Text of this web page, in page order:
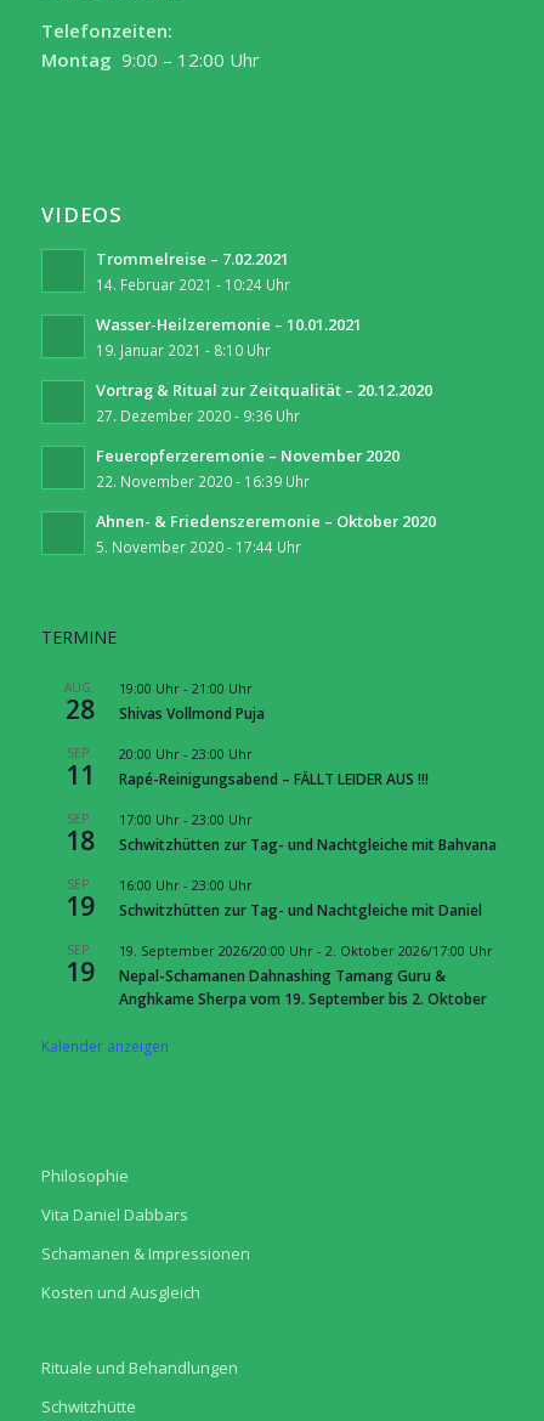
Telefonzeiten:
Montag 9:00 – 12:00 Uhr
VIDEOS
Trommelreise – 7.02.2021
14. Februar 2021 - 10:24 Uhr
Wasser-Heilzeremonie – 10.01.2021
19. Januar 2021 - 8:10 Uhr
Vortrag & Ritual zur Zeitqualität – 20.12.2020
27. Dezember 2020 - 9:36 Uhr
Feueropferzeremonie – November 2020
22. November 2020 - 16:39 Uhr
Ahnen- & Friedenszeremonie – Oktober 2020
5. November 2020 - 17:44 Uhr
TERMINE
AUG.
28
19:00 Uhr- 21:00 Uhr
Shivas Vollmond Puja
SEP.
11
20:00 Uhr- 23:00 Uhr
Rapé-Reinigungsabend – FÄLLT LEIDER AUS !!!
SEP.
18
17:00 Uhr- 23:00 Uhr
Schwitzhütten zur Tag- und Nachtgleiche mit Bahvana
SEP.
19
16:00 Uhr- 23:00 Uhr
Schwitzhütten zur Tag- und Nachtgleiche mit Daniel
SEP.
19
19. September 2026/20:00 Uhr- 2. Oktober 2026/17:00 Uhr
Nepal-Schamanen Dahnashing Tamang Guru &
Anghkame Sherpa vom 19. September bis 2. Oktober
Kalender anzeigen
Philosophie
Vita Daniel Dabbars
Schamanen & Impressionen
Kosten und Ausgleich
Rituale und Behandlungen
Schwitzhütte